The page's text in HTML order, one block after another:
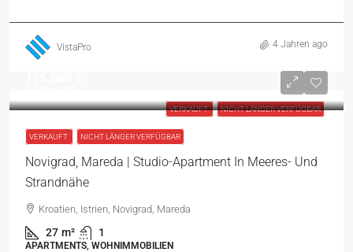
VistaPro 4 Jahren ago
VERKAUFT NICHT LÄNGER VERFÜGBAR
VERKAUFT NICHT LÄNGER VERFÜGBAR
Novigrad, Mareda | Studio-Apartment In Meeres- Und
Strandnähe
Kroatien, Istrien, Novigrad, Mareda
27 m² 1
APARTMENTS, WOHNIMMOBILIEN